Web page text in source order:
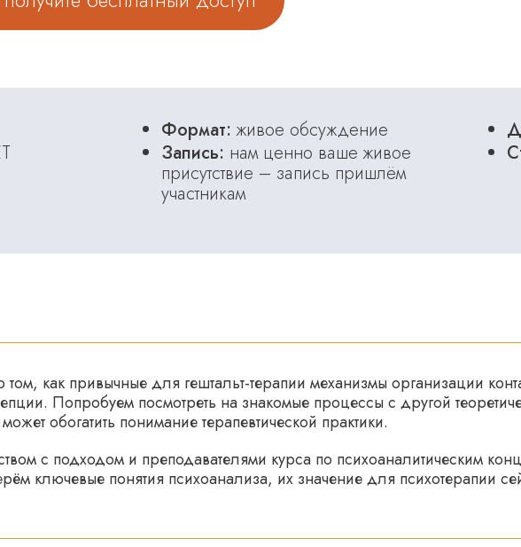
Формат: живое обсуждение
Запись: нам ценно ваше живое
присутствие – запись пришлём
участникам
как привычные для гештальт-терапии механизмы организации
Попробуем посмотреть на знакомые процессы с другой
обогатить понимание терапевтической практики.
с подходом и преподавателями курса по психоаналитическим
ключевые понятия психоанализа, их значение для психотерапии